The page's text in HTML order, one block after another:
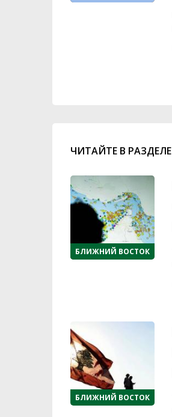
ЧИТАЙТЕ В РАЗДЕЛЕ
БЛИЖНИЙ ВОСТОК
БЛИЖНИЙ ВОСТОК